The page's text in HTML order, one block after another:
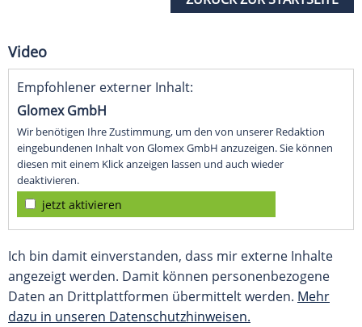
Video
Empfohlener externer Inhalt:
Glomex GmbH
Wir benötigen Ihre Zustimmung, um den von unserer Redaktion
eingebundenen Inhalt von Glomex GmbH anzuzeigen. Sie können
diesen mit einem Klick anzeigen lassen und auch wieder
deaktivieren.
jetzt aktivieren
Ich bin damit einverstanden, dass mir externe Inhalte
angezeigt werden. Damit können personenbezogene
Daten an Drittplattformen übermittelt werden. Mehr
dazu in unseren Datenschutzhinweisen.